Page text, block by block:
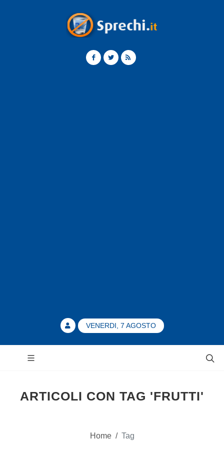
VENERDI, 7 AGOSTO
ARTICOLI CON TAG 'FRUTTI'
Home / Tag